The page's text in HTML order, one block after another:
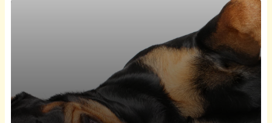
(et pourquoi ça compte pour votre